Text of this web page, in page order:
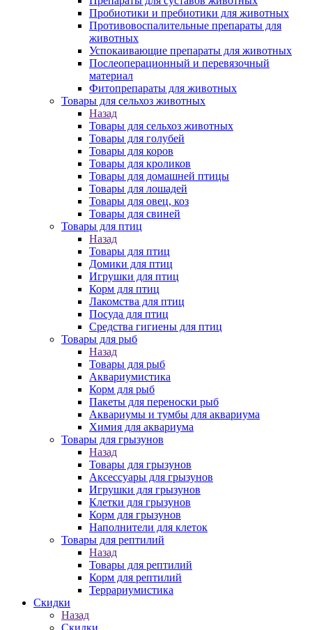
Пробиотики и пребиотики для животных
Противовоспалительные препараты для
животных
Успокаивающие препараты для животных
Послеоперационный и перевязочный
материал
Фитопрепараты для животных
Товары для сельхоз животных
Назад
Товары для сельхоз животных
Товары для голубей
Товары для коров
Товары для кроликов
Товары для домашней птицы
Товары для лошадей
Товары для овец, коз
Товары для свиней
Товары для птиц
Назад
Товары для птиц
Домики для птиц
Игрушки для птиц
Корм для птиц
Лакомства для птиц
Посуда для птиц
Средства гигиены для птиц
Товары для рыб
Назад
Товары для рыб
Аквариумистика
Корм для рыб
Пакеты для переноски рыб
Аквариумы и тумбы для аквариума
Химия для аквариума
Товары для грызунов
Назад
Товары для грызунов
Аксессуары для грызунов
Игрушки для грызунов
Клетки для грызунов
Корм для грызунов
Наполнители для клеток
Товары для рептилий
Назад
Товары для рептилий
Корм для рептилий
Террариумистика
Скидки
Назад
Скидки